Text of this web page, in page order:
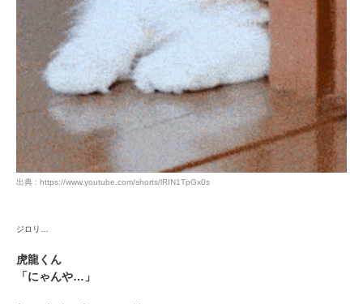
出典 : https://www.youtube.com/shorts/lRIN1TpGx0s
ジロリ…
虎龍くん
「にゃんや…」